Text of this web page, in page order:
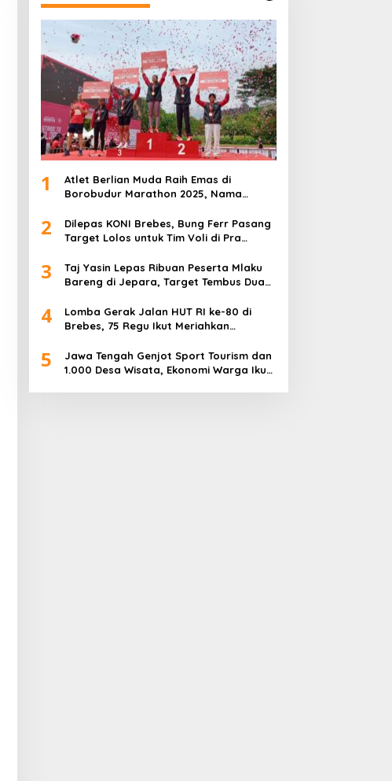
1
Atlet Berlian Muda Raih Emas di
Borobudur Marathon 2025, Nama
2
Dilepas KONI Brebes, Bung Ferr Pasang
Target Lolos untuk Tim Voli di Pra
3
Taj Yasin Lepas Ribuan Peserta Mlaku
Bareng di Jepara, Target Tembus Dua
4
Lomba Gerak Jalan HUT RI ke-80 di
Brebes, 75 Regu Ikut Meriahkan
5
Jawa Tengah Genjot Sport Tourism dan
1.000 Desa Wisata, Ekonomi Warga Ikut